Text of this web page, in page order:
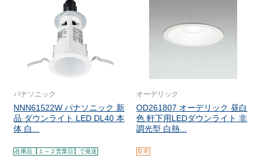
パナソニック
NNN61522W パナソニック 新
品 ダウンライト LED DL40 本
体 白...
在庫品【１～２営業日】で発送
オーデリック
OD261807 オーデリック 昼白
色 軒下用LEDダウンライト 非
調光型 白熱...
取寄